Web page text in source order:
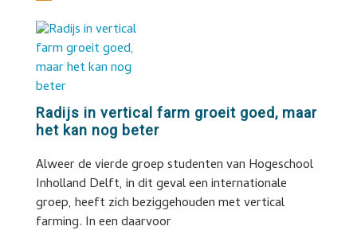
Radijs in vertical farm groeit goed, maar
het kan nog beter
Alweer de vierde groep studenten van Hogeschool
Inholland Delft, in dit geval een internationale
groep, heeft zich beziggehouden met vertical
farming. In een daarvoor